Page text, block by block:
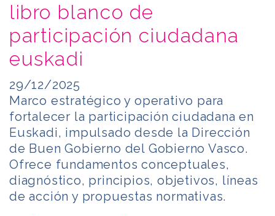
libro blanco de
participación ciudadana
euskadi
29/12/2025
Marco estratégico y operativo para
fortalecer la participación ciudadana en
Euskadi, impulsado desde la Dirección
de Buen Gobierno del Gobierno Vasco.
Ofrece fundamentos conceptuales,
diagnóstico, principios, objetivos, líneas
de acción y propuestas normativas.